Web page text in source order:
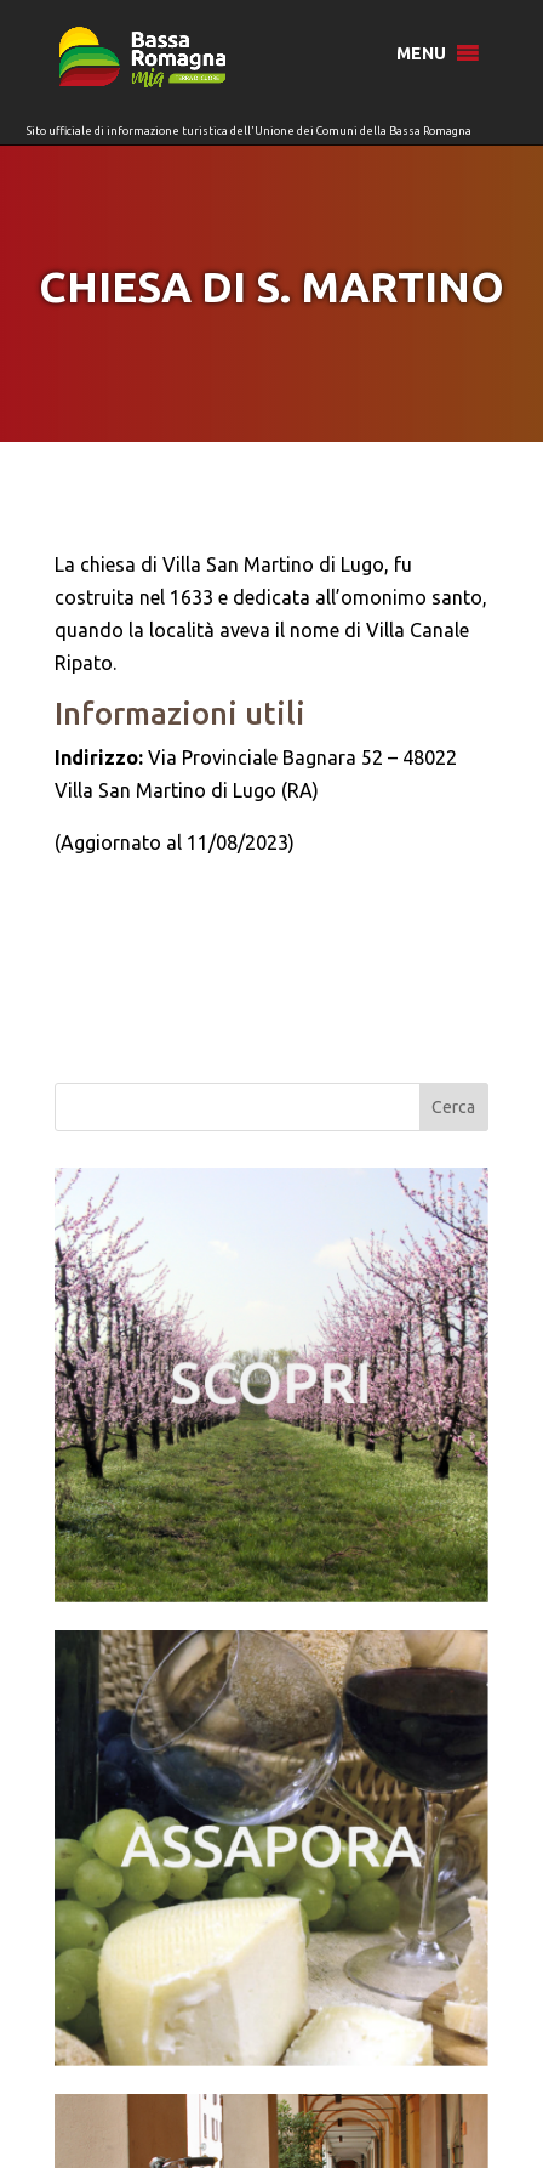
MENU
CHIESA DI S. MARTINO
La chiesa di Villa San Martino di Lugo, fu
costruita nel 1633 e dedicata all’omonimo santo,
quando la località aveva il nome di Villa Canale
Ripato.
Informazioni utili
Indirizzo: Via Provinciale Bagnara 52 – 48022
Villa San Martino di Lugo (RA)
(Aggiornato al 11/08/2023)